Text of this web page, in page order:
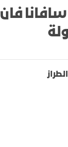
2025 سافانا فان